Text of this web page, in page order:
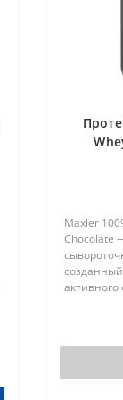
Maxler
Chocolate